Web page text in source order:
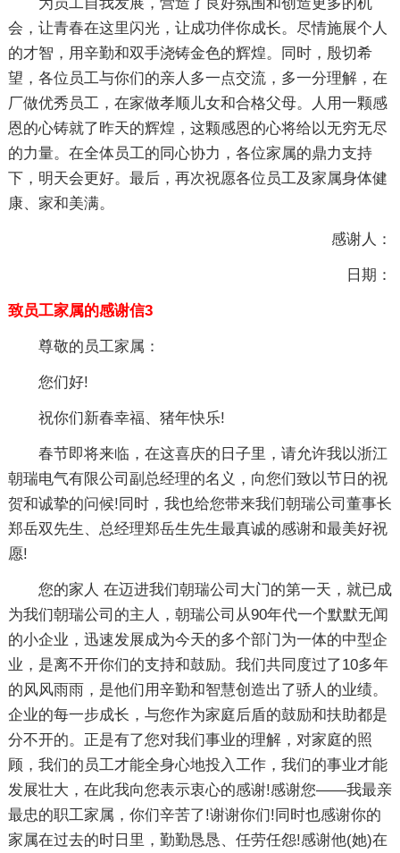
会，让青春在这里闪光，让成功伴你成长。尽情施展个人
的才智，用辛勤和双手浇铸金色的辉煌。同时，殷切希
望，各位员工与你们的亲人多一点交流，多一分理解，在
厂做优秀员工，在家做孝顺儿女和合格父母。人用一颗感
恩的心铸就了昨天的辉煌，这颗感恩的心将给以无穷无尽
的力量。在全体员工的同心协力，各位家属的鼎力支持
下，明天会更好。最后，再次祝愿各位员工及家属身体健
康、家和美满。
感谢人：
日期：
致员工家属的感谢信3
尊敬的员工家属：
您们好!
祝你们新春幸福、猪年快乐!
春节即将来临，在这喜庆的日子里，请允许我以浙江
朝瑞电气有限公司副总经理的名义，向您们致以节日的祝
贺和诚挚的问候!同时，我也给您带来我们朝瑞公司董事长
郑岳双先生、总经理郑岳生先生最真诚的感谢和最美好祝
愿!
您的家人 在迈进我们朝瑞公司大门的第一天，就已成
为我们朝瑞公司的主人，朝瑞公司从90年代一个默默无闻
的小企业，迅速发展成为今天的多个部门为一体的中型企
业，是离不开你们的支持和鼓励。我们共同度过了10多年
的风风雨雨，是他们用辛勤和智慧创造出了骄人的业绩。
企业的每一步成长，与您作为家庭后盾的鼓励和扶助都是
分不开的。正是有了您对我们事业的理解，对家庭的照
顾，我们的员工才能全身心地投入工作，我们的事业才能
发展壮大，在此我向您表示衷心的感谢!感谢您——我最亲
最忠的职工家属，你们辛苦了!谢谢你们!同时也感谢你的
家属在过去的时日里，勤勤恳恳、任劳任怨!感谢他(她)在